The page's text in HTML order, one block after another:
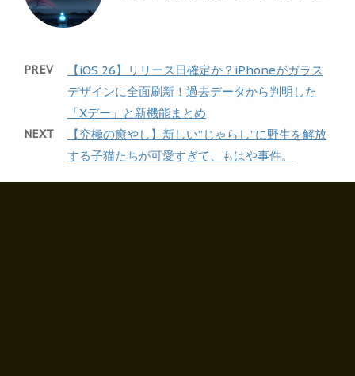
PREV
【iOS 26】リリース日確定か？iPhoneがガラス
デザインに全面刷新！過去データから判明した
「Xデー」と新機能まとめ
NEXT
【究極の癒やし】新しい”じゃらし”に野生を解放
する子猫たちが可愛すぎて、もはや事件。